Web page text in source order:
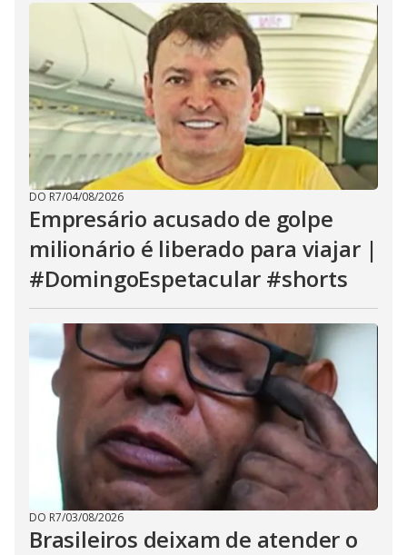
DO R7/04/08/2026
Empresário acusado de golpe
milionário é liberado para viajar |
#DomingoEspetacular #shorts
DO R7/03/08/2026
Brasileiros deixam de atender o